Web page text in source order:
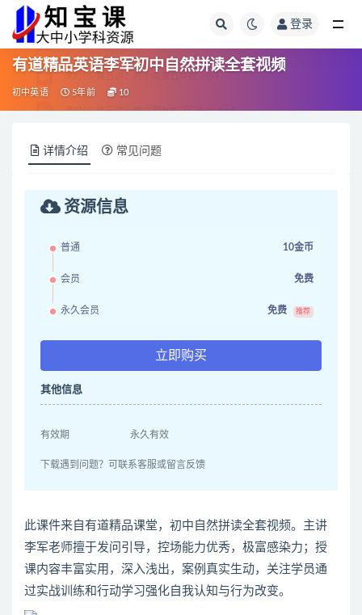
登录
有道精品英语李军初中自然拼读全套视频
初中英语 5年前 10
详情介绍 常见问题
资源信息
普通 10金币
会员 免费
永久会员 免费 推荐
立即购买
其他信息
有效期 永久有效
下载遇到问题？可联系客服或留言反馈
此课件来自有道精品课堂，初中自然拼读全套视频。主讲
李军老师擅于发问引导，控场能力优秀，极富感染力；授
课内容丰富实用，深入浅出，案例真实生动，关注学员通
过实战训练和行动学习强化自我认知与行为改变。
全部